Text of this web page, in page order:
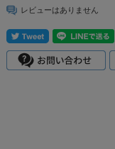
レビューはありません